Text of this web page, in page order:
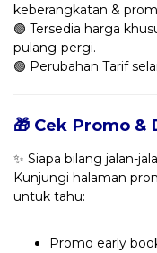
keberangkatan &
🟢 Tersedia harga
pulang-pergi.
🟢 Perubahan Tarif
🎁 Cek Promo &
✨ Siapa bilang jalan-
Kunjungi halaman
untuk tahu:
Promo early